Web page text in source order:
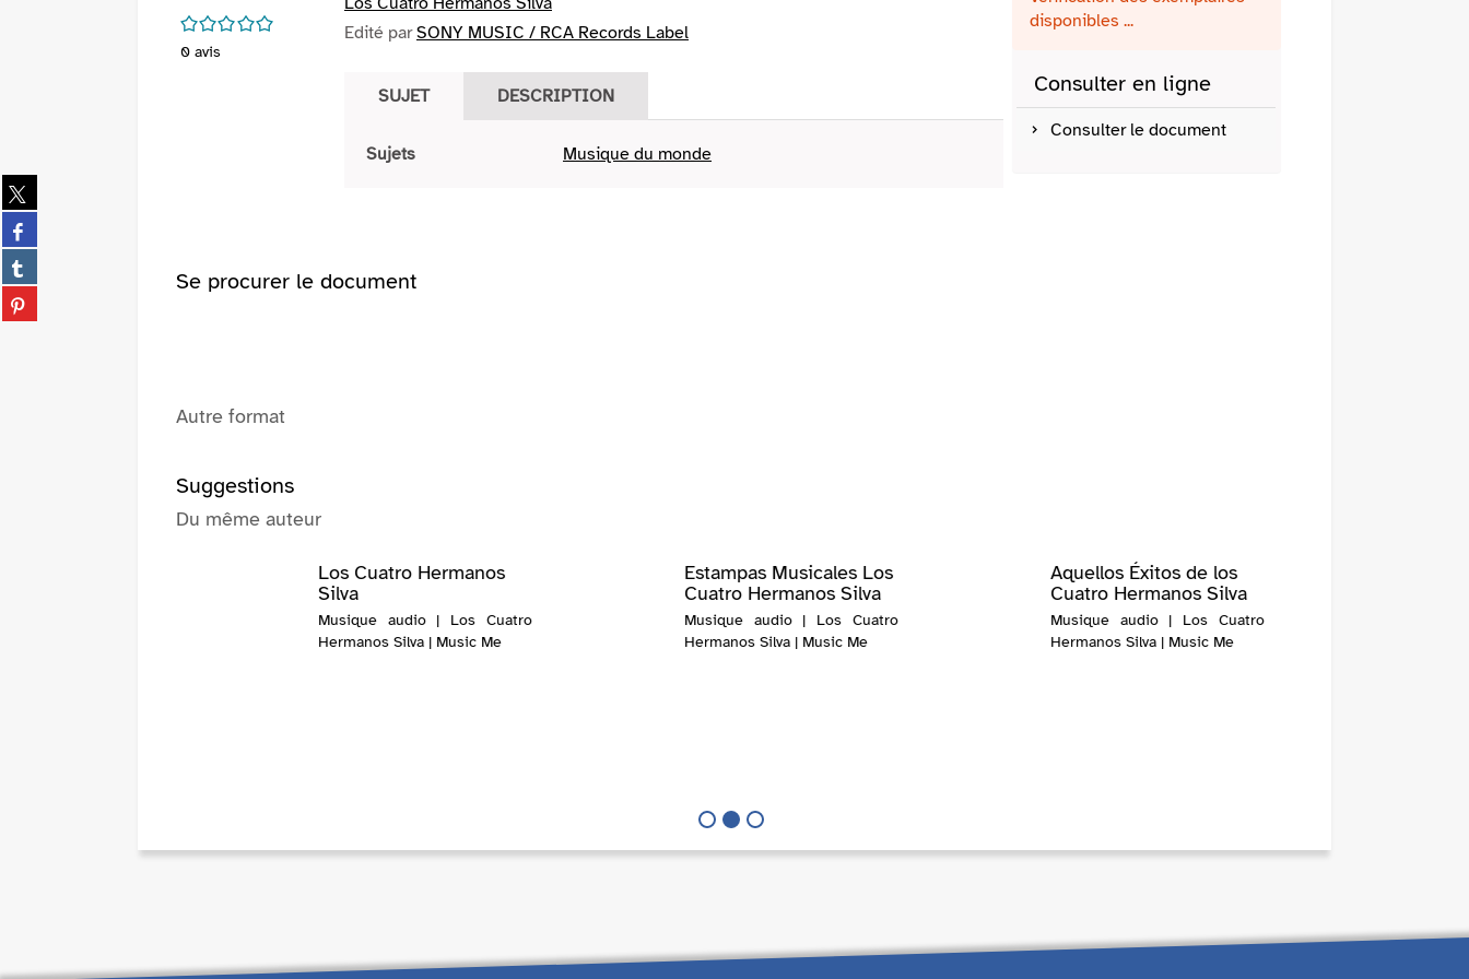
Partager
sur
twitter
(Nouvelle
fenêtre)
Partager
sur
facebook
(Nouvelle
fenêtre)
Partager
sur
tumblr
Partager
sur
/5
0 avis
Edité parSONY MUSIC / RCA Records Label
SUJET DESCRIPTION
Sujets Musique du monde
disponibles ...
Consulter en ligne
Consulter le document
Se procurer le document
Autre format
Suggestions
Du même auteur
Estampas Musicales Los
Cuatro Hermanos Silva
Musique audio | Los Cuatro
Hermanos Silva | Music Me
Aquellos Éxitos de los
Cuatro Hermanos Silva
Musique audio | Los Cuatro
Hermanos Silva | Music Me
Los Cuatro Hermanos
Silva
Musique audio | Los Cuatro
Hermanos Silva | Music Me